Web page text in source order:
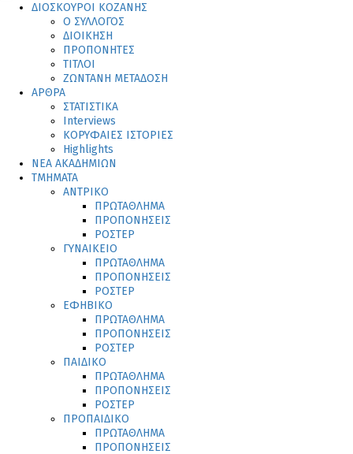
ΔΙΟΣΚΟΥΡΟΙ ΚΟΖΑΝΗΣ
Ο ΣΥΛΛΟΓΟΣ
ΔΙΟΙΚΗΣΗ
ΠΡΟΠΟΝΗΤΕΣ
ΤΙΤΛΟΙ
ΖΩΝΤΑΝΗ ΜΕΤΑΔΟΣΗ
ΑΡΘΡΑ
ΣΤΑΤΙΣΤΙΚΑ
Interviews
ΚΟΡΥΦΑΙΕΣ ΙΣΤΟΡΙΕΣ
Highlights
ΝΕΑ ΑΚΑΔΗΜΙΩΝ
ΤΜΗΜΑΤΑ
ΑΝΤΡΙΚΟ
ΠΡΩΤΑΘΛΗΜΑ
ΠΡΟΠΟΝΗΣΕΙΣ
ΡΟΣΤΕΡ
ΓΥΝΑΙΚΕΙΟ
ΠΡΩΤΑΘΛΗΜΑ
ΠΡΟΠΟΝΗΣΕΙΣ
ΡΟΣΤΕΡ
ΕΦΗΒΙΚΟ
ΠΡΩΤΑΘΛΗΜΑ
ΠΡΟΠΟΝΗΣΕΙΣ
ΡΟΣΤΕΡ
ΠΑΙΔΙΚΟ
ΠΡΩΤΑΘΛΗΜΑ
ΠΡΟΠΟΝΗΣΕΙΣ
ΡΟΣΤΕΡ
ΠΡΟΠΑΙΔΙΚΟ
ΠΡΩΤΑΘΛΗΜΑ
ΠΡΟΠΟΝΗΣΕΙΣ